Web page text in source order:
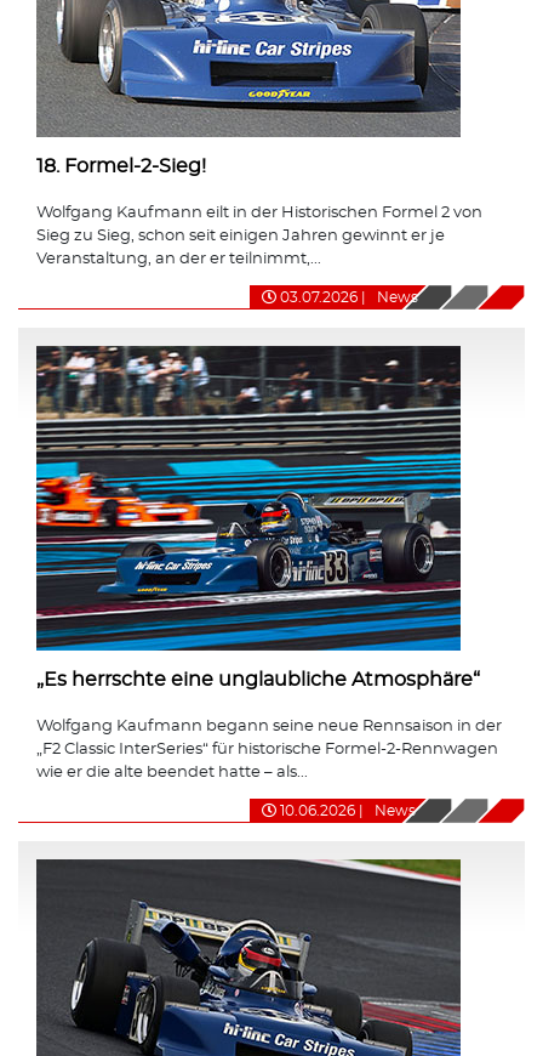
18. Formel-2-Sieg!
Wolfgang Kaufmann eilt in der Historischen Formel 2 von
Sieg zu Sieg, schon seit einigen Jahren gewinnt er je
Veranstaltung, an der er teilnimmt,...
03.07.2026 News
„Es herrschte eine unglaubliche Atmosphäre“
Wolfgang Kaufmann begann seine neue Rennsaison in der
„F2 Classic InterSeries“ für historische Formel-2-Rennwagen
wie er die alte beendet hatte – als...
10.06.2026 News